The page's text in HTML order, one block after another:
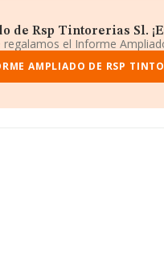
S.L , con NIF
dispone INFORMA sobre
cifra de 1.301 millones de
datos de INFORMA
de Rsp Tintorerias Sl.
el Informe
AMPLIADO DE RSP